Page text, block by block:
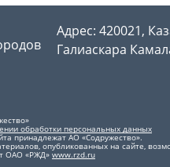
Адрес: 420021,
Галиаскара
обработки персональных данных
принадлежат АО «Содружество».
опубликованных на сайте,
ОАО «РЖД» www.rzd.ru